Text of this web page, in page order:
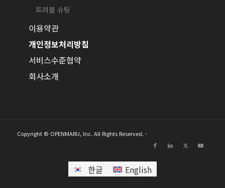
트러블 슈팅
이용약관
개인정보처리방침
서비스수준협약
회사소개
Copyright © OPENMARU, Inc. All Rights Reserved. -
한글 English